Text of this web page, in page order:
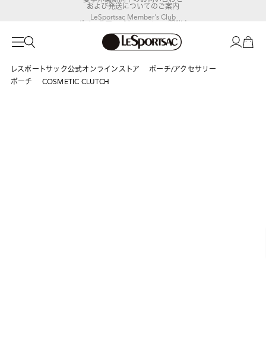
LeSportsac Member's Club
ポイントアップキャンペーン開催中
レスポートサック公式オンラインストア
ポーチ/アクセサリー
ポーチ
COSMETIC CLUTCH